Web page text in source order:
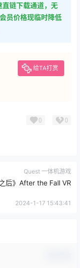
链下载通道，无
员价格现临时降低
给TA打赏
0 0
Quest 一体机游戏
后》After the Fall VR
2024-1-17 15:43:41